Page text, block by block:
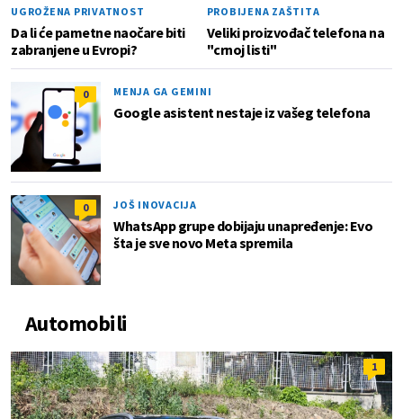
UGROŽENA PRIVATNOST
Da li će pametne naočare biti
zabranjene u Evropi?
PROBIJENA ZAŠTITA
Veliki proizvođač telefona na
"crnoj listi"
0 MENJA GA GEMINI
Google asistent nestaje iz vašeg telefona
0 JOŠ INOVACIJA
WhatsApp grupe dobijaju unapređenje: Evo
šta je sve novo Meta spremila
Automobili
1